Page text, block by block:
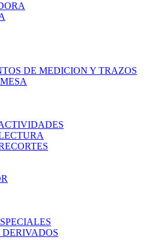
DE MEDICION Y TRAZOS
DERIVADOS